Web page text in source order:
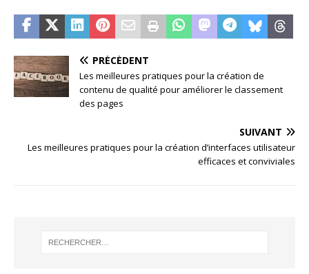
PRÉCÉDENT
Les meilleures pratiques pour la création de
contenu de qualité pour améliorer le classement
des pages
SUIVANT
Les meilleures pratiques pour la création d’interfaces utilisateur
efficaces et conviviales